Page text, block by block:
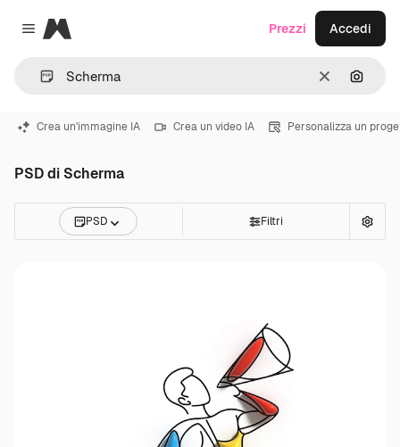
Close menu
Magnific
CancellaCerca
Prezzi Accedi
Crea un'immagine IA Crea un video IA Personalizza un
PSD di Scherma
PSD Filtri